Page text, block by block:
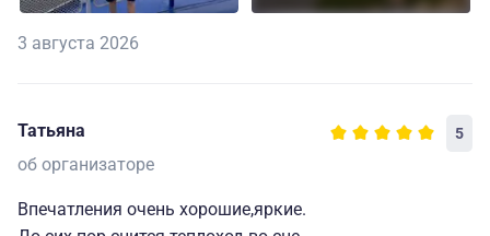
3 августа 2026
Татьяна 5
об организаторе
Впечатления очень хорошие,яркие.